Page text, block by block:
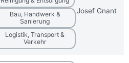
Bau, Handwerk &
Sanierung
Logistik, Transport &
Verkehr
Josef Gnant